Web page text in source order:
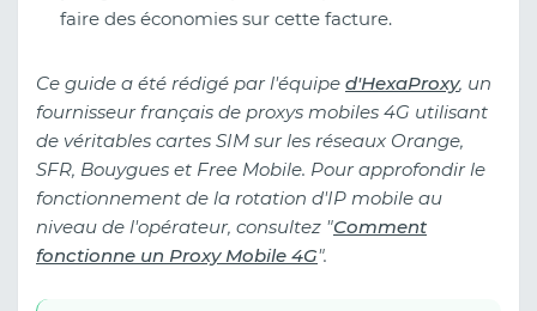
faire des économies sur cette facture.
Ce guide a été rédigé par l'équipe d'HexaProxy, un
fournisseur français de proxys mobiles 4G utilisant
de véritables cartes SIM sur les réseaux Orange,
SFR, Bouygues et Free Mobile. Pour approfondir le
fonctionnement de la rotation d'IP mobile au
niveau de l'opérateur, consultez "Comment
fonctionne un Proxy Mobile 4G".